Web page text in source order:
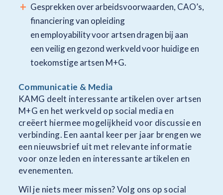
Gesprekken over arbeidsvoorwaarden, CAO’s,
financiering van opleiding
en employability voor artsen dragen bij aan
een veilig en gezond werkveld voor huidige en
toekomstige artsen M+G.
Communicatie & Media
KAMG deelt interessante artikelen over artsen
M+G en het werkveld op social media en
creëert hiermee mogelijkheid voor discussie en
verbinding. Een aantal keer per jaar brengen we
een nieuwsbrief uit met relevante informatie
voor onze leden en interessante artikelen en
evenementen.
Wil je niets meer missen? Volg ons op social